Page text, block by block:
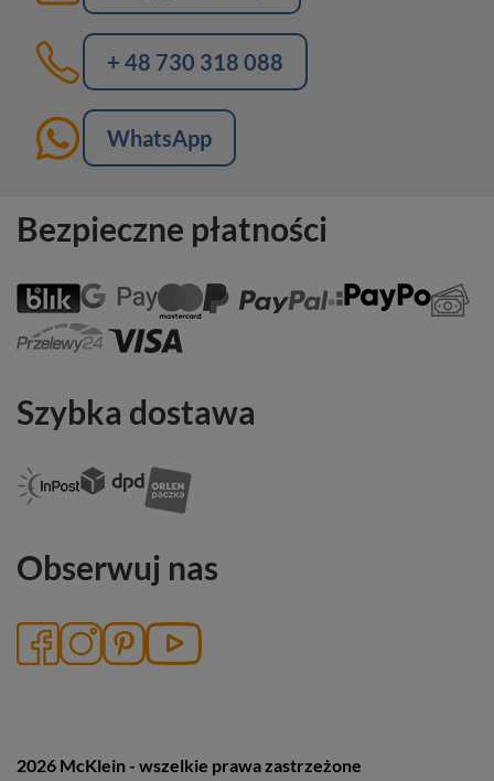
+ 48 730 318 088
WhatsApp
Bezpieczne płatności
Szybka dostawa
Obserwuj nas
2026 McKlein - wszelkie prawa zastrzeżone